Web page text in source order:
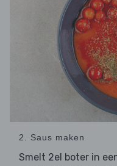
2. Saus maken
Smelt 2el boter in